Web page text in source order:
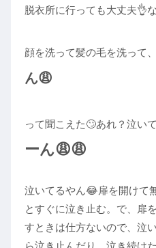
脱衣所に行っても大丈夫👌
顔を洗って髪の毛を洗って
ん😩
って聞こえた🙄あれ？泣い
ーん😩😩
泣いてるやん😂扉を開けて
とすぐに泣き止む。で、扉
すときは仕方ないので、泣